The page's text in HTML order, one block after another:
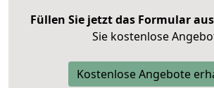
Füllen Sie jetzt das Formular aus
Sie kostenlose
Kostenlose Angebote